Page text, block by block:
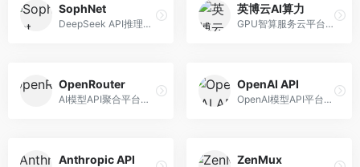
SophNet
DeepSeek API推理平台，专注于DeepSeek模型服务。面向开发者，提供DeepSeek模型API、高性能推理、低成本服务，推理效率高。
英博云AI算力
GPU智算服务云平台，专注于AI算力租赁。面向AI研究者和企业，提供GPU租赁、模型训练、推理服务等，算力资源丰富。
OpenRouter
AI模型API聚合平台，整合多种主流大模型。面向开发者，提供统一API接口、模型对比、成本优化等服务，模型选择灵活。
OpenAI API
OpenAI模型API平台，提供GPT系列模型服务。面向开发者，提供模型API、微调服务、Assistants API等，是AI开发领域的基础设施。
Anthropic API ZenMux